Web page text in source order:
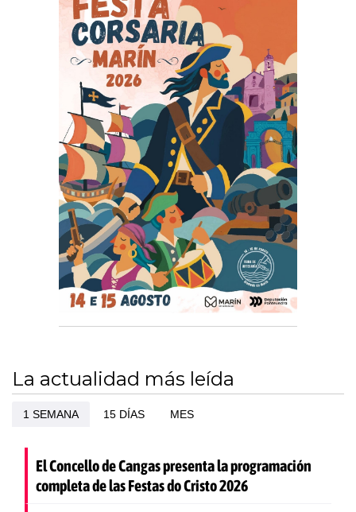
La actualidad más leída
1 SEMANA 15 DÍAS MES
El Concello de Cangas presenta la programación
completa de las Festas do Cristo 2026